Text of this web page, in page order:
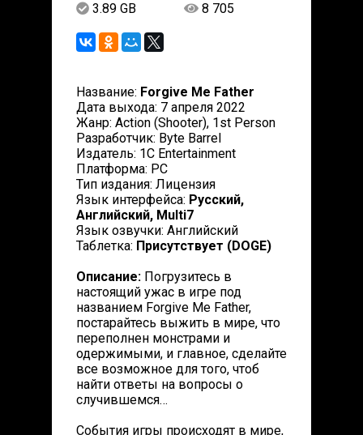
3.89 GB 8 705
Название: Forgive Me Father
Дата выхода: 7 апреля 2022
Жанр: Action (Shooter), 1st Person
Разработчик: Byte Barrel
Издатель: 1C Entertainment
Платформа: PC
Тип издания: Лицензия
Язык интерфейса: Русский,
Английский, Multi7
Язык озвучки: Английский
Таблетка: Присутствует (DOGE)
Описание: Погрузитесь в
настоящий ужас в игре под
названием Forgive Me Father,
постарайтесь выжить в мире, что
переполнен монстрами и
одержимыми, и главное, сделайте
все возможное для того, чтоб
найти ответы на вопросы о
случившемся…
События игры происходят в мире,